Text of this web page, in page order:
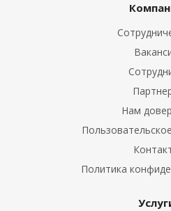
Нам
Политика